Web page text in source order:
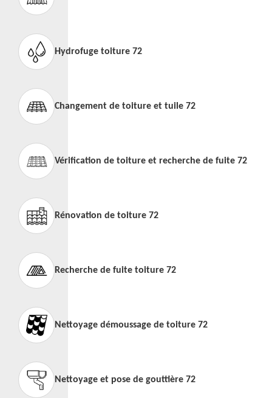
Hydrofuge toiture 72
Changement de toiture et tuile 72
Vérification de toiture et recherche de fuite 72
Rénovation de toiture 72
Recherche de fuite toiture 72
Nettoyage démoussage de toiture 72
Nettoyage et pose de gouttière 72